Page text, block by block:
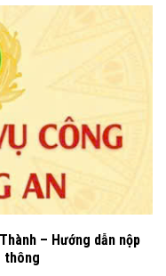
– Hướng dẫn nộp
thông